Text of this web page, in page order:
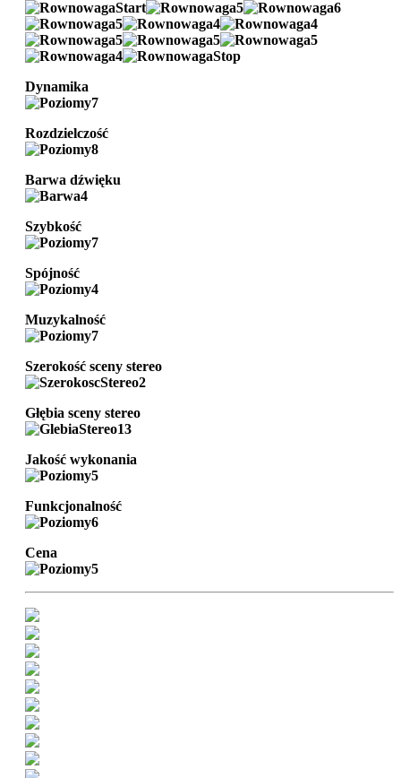
Dynamika
Rozdzielczość
Barwa dźwięku
Szybkość
Spójność
Muzykalność
Szerokość sceny stereo
Głębia sceny stereo
Jakość wykonania
Funkcjonalność
Cena